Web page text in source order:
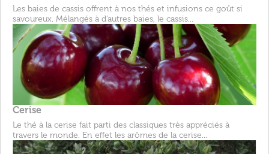
Les baies de cassis offrent à nos thés et infusions ce goût si
savoureux. Mélangés à d'autres baies, le cassis...
Cerise
Le thé à la cerise fait parti des classiques très appréciés à
travers le monde. En effet les arômes de la cerise...